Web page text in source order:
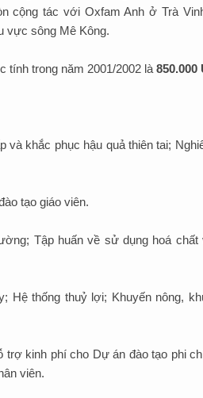
cộng tác với Oxfam Anh ở Trà
vực sông Mê Kông.
tính trong năm 2001/2002 là 850.000
và khắc phục hậu quả thiên tai;
tạo giáo viên.
Tập huấn về sử dụng hoá
Hệ thống thuỷ lợi; Khuyến nông,
trợ kinh phí cho Dự án đào tạo phi
viên.